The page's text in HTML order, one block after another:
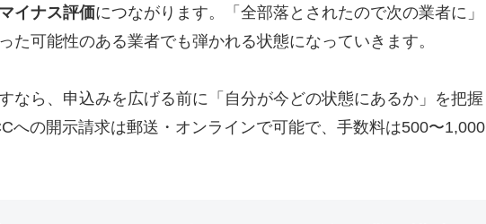
イナス評価につながります。「全部落とされたので次の業者に」
た可能性のある業者でも弾かれる状態になっていきます。
なら、申込みを広げる前に「自分が今どの状態にあるか」を把握
への開示請求は郵送・オンラインで可能で、手数料は500〜1,000